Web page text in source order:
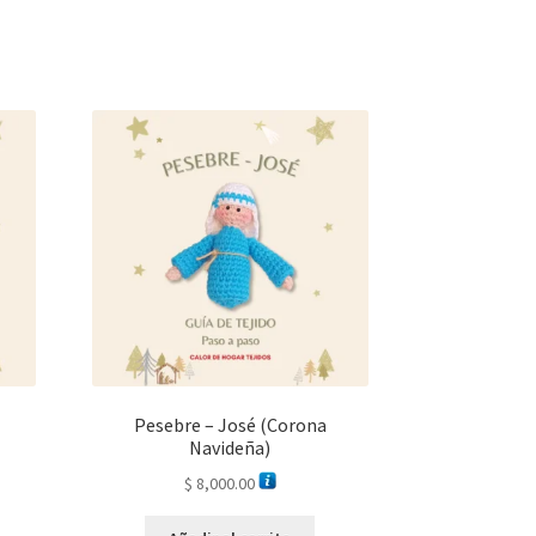
Pesebre – José (Corona
Navideña)
$ 8,000.00